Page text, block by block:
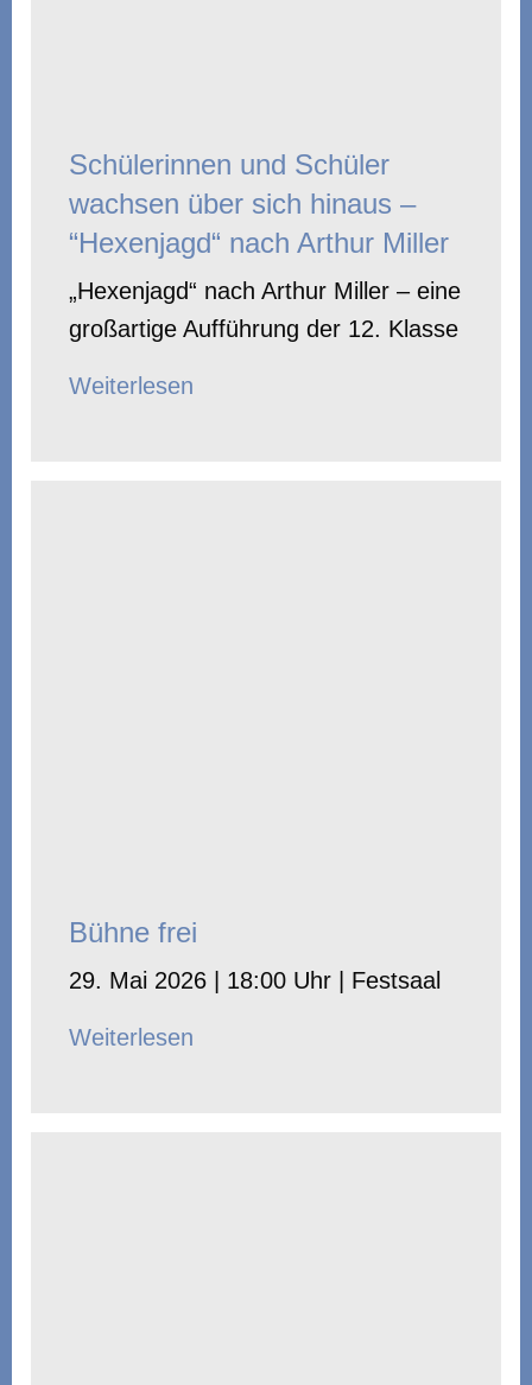
Schülerinnen und Schüler
wachsen über sich hinaus –
“Hexenjagd“ nach Arthur Miller
„Hexenjagd“ nach Arthur Miller – eine
großartige Aufführung der 12. Klasse
Weiterlesen
Bühne frei
29. Mai 2026 | 18:00 Uhr | Festsaal
Weiterlesen